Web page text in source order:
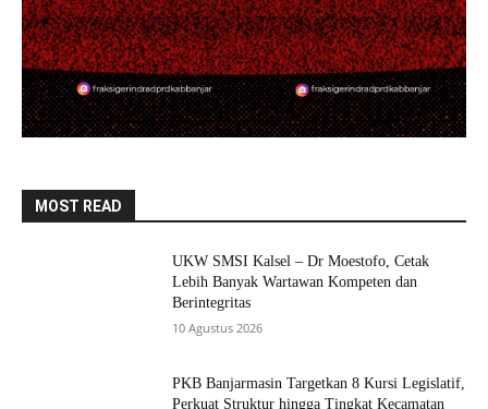
MOST READ
UKW SMSI Kalsel – Dr Moestofo, Cetak
Lebih Banyak Wartawan Kompeten dan
Berintegritas
10 Agustus 2026
PKB Banjarmasin Targetkan 8 Kursi Legislatif,
Perkuat Struktur hingga Tingkat Kecamatan